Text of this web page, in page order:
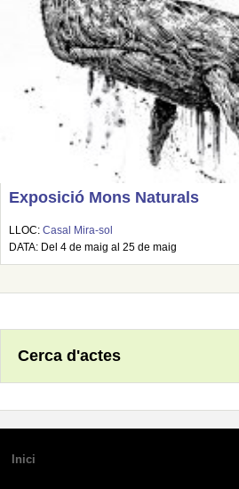
Exposició Mons Naturals
LLOC: Casal Mira-sol
DATA: Del 4 de maig al 25 de maig
Cerca d'actes
Inici